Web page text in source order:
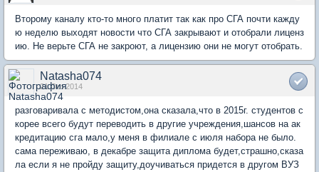
Второму каналу кто-то много платит так как про СГА почти кажду
ю неделю выходят новости что СГА закрывают и отобрали лиценз
ию. Не верьте СГА не закроют, а лицензию они не могут отобрать.
Natasha074
21 Oct 2014
разговаривала с методистом,она сказала,что в 2015г. студентов с
корее всего будут переводить в другие учреждения,шансов на ак
кредитацию сга мало,у меня в филиале с июля набора не было.
сама переживаю, в декабре защита диплома будет,страшно,сказа
ла если я не пройду защиту,доучиваться придется в другом ВУЗ